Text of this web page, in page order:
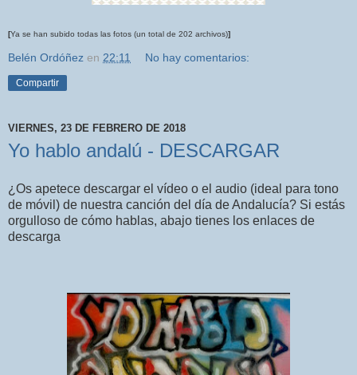
[Ya se han subido todas las fotos (un total de 202 archivos)]
Belén Ordóñez en 22:11 No hay comentarios:
Compartir
VIERNES, 23 DE FEBRERO DE 2018
Yo hablo andalú - DESCARGAR
¿Os apetece descargar el vídeo o el audio (ideal para tono
de móvil) de nuestra canción del día de Andalucía? Si estás
orgulloso de cómo hablas, abajo tienes los enlaces de
descarga